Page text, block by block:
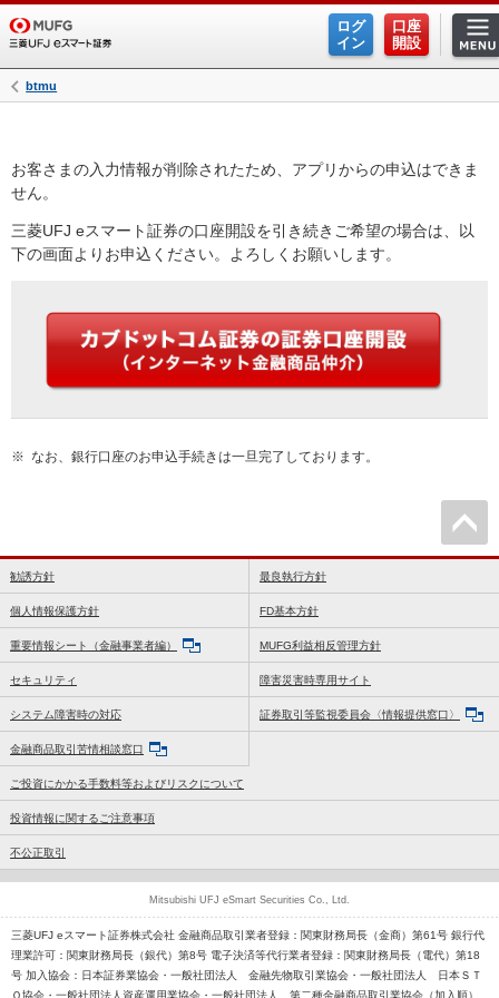
ログ
イン
口座
開設
btmu
お客さまの入力情報が削除されたため、アプリからの申込はできま
せん。
三菱UFJ eスマート証券の口座開設を引き続きご希望の場合は、以
下の画面よりお申込ください。よろしくお願いします。
※ なお、銀行口座のお申込手続きは一旦完了しております。
勧誘方針 最良執行方針
個人情報保護方針 FD基本方針
重要情報シート（金融事業者編） MUFG利益相反管理方針
セキュリティ 障害災害時専用サイト
システム障害時の対応 証券取引等監視委員会〈情報提供窓口〉
金融商品取引苦情相談窓口
ご投資にかかる手数料等およびリスクについて
投資情報に関するご注意事項
不公正取引
三菱UFJ eスマート証券株式会社 金融商品取引業者登録：関東財務局長（金商）第61号 銀行代
理業許可：関東財務局長（銀代）第8号 電子決済等代行業者登録：関東財務局長（電代）第18
号 加入協会：日本証券業協会・一般社団法人 金融先物取引業協会・一般社団法人 日本ＳＴ
Ｏ協会・一般社団法人資産運用業協会・一般社団法人 第二種金融商品取引業協会（加入順）
Mitsubishi UFJ eSmart Securities Co., Ltd.